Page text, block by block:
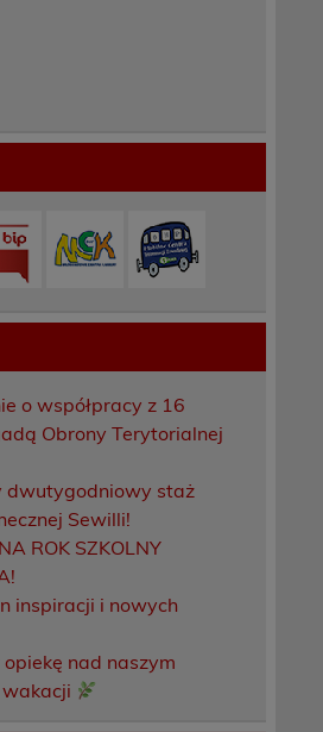
o współpracy z 16
Obrony Terytorialnej
dwutygodniowy staż
Sewilli!
ROK SZKOLNY
inspiracji i nowych
nad naszym